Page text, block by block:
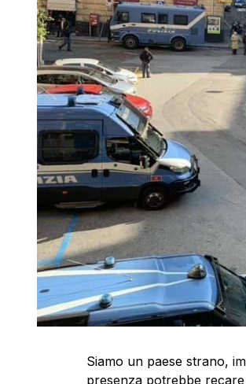
Siamo un paese strano,
presenza potrebbe